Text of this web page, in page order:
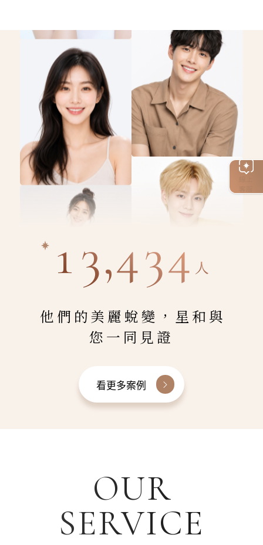
13,434 人
他們的美麗蛻變，星和與
您一同見證
看更多案例
OUR
SERVICE